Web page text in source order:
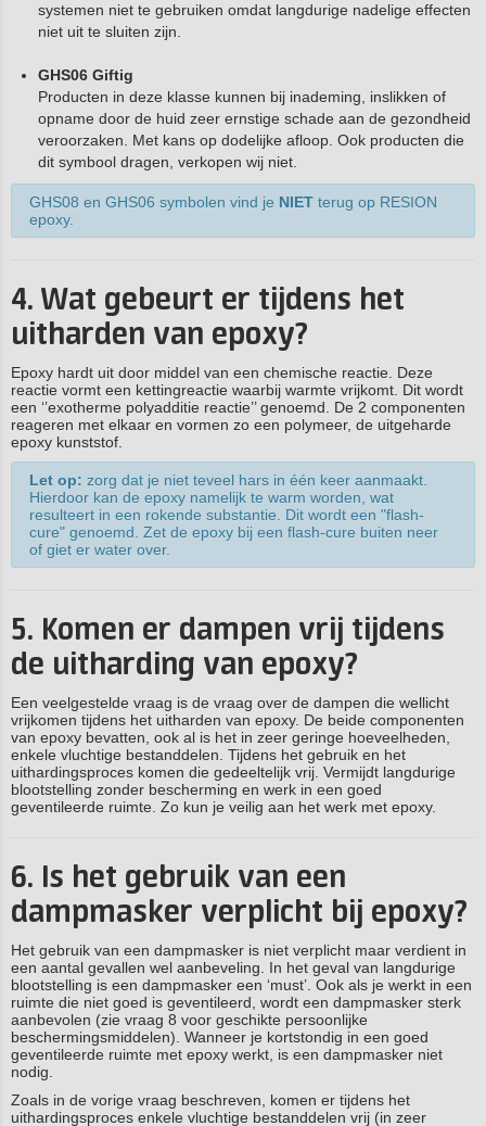
systemen niet te gebruiken omdat langdurige nadelige effecten
niet uit te sluiten zijn.
GHS06 Giftig
Producten in deze klasse kunnen bij inademing, inslikken of
opname door de huid zeer ernstige schade aan de gezondheid
veroorzaken. Met kans op dodelijke afloop. Ook producten die
dit symbool dragen, verkopen wij niet.
GHS08 en GHS06 symbolen vind je NIET terug op RESION
epoxy.
4. Wat gebeurt er tijdens het
uitharden van epoxy?
Epoxy hardt uit door middel van een chemische reactie. Deze
reactie vormt een kettingreactie waarbij warmte vrijkomt. Dit wordt
een ‘’exotherme polyadditie reactie’’ genoemd. De 2 componenten
reageren met elkaar en vormen zo een polymeer, de uitgeharde
epoxy kunststof.
Let op: zorg dat je niet teveel hars in één keer aanmaakt.
Hierdoor kan de epoxy namelijk te warm worden, wat
resulteert in een rokende substantie. Dit wordt een "flash-
cure" genoemd. Zet de epoxy bij een flash-cure buiten neer
of giet er water over.
5. Komen er dampen vrij tijdens
de uitharding van epoxy?
Een veelgestelde vraag is de vraag over de dampen die wellicht
vrijkomen tijdens het uitharden van epoxy. De beide componenten
van epoxy bevatten, ook al is het in zeer geringe hoeveelheden,
enkele vluchtige bestanddelen. Tijdens het gebruik en het
uithardingsproces komen die gedeeltelijk vrij. Vermijdt langdurige
blootstelling zonder bescherming en werk in een goed
geventileerde ruimte. Zo kun je veilig aan het werk met epoxy.
6. Is het gebruik van een
dampmasker verplicht bij epoxy?
Het gebruik van een dampmasker is niet verplicht maar verdient in
een aantal gevallen wel aanbeveling. In het geval van langdurige
blootstelling is een dampmasker een ‘must’. Ook als je werkt in een
ruimte die niet goed is geventileerd, wordt een dampmasker sterk
aanbevolen (zie vraag 8 voor geschikte persoonlijke
beschermingsmiddelen). Wanneer je kortstondig in een goed
geventileerde ruimte met epoxy werkt, is een dampmasker niet
nodig.
Zoals in de vorige vraag beschreven, komen er tijdens het
uithardingsproces enkele vluchtige bestanddelen vrij (in zeer